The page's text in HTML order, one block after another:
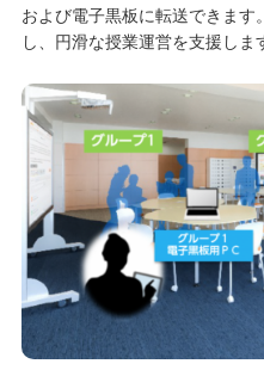
および電子黒板に転送できます
し、円滑な授業運営を支援しま